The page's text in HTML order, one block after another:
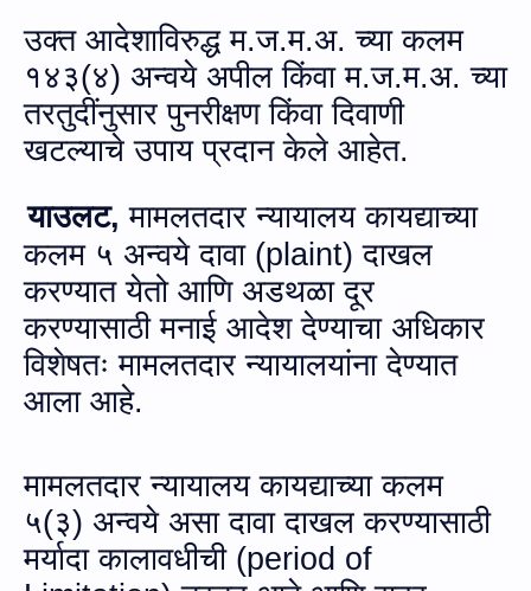
उक्‍त आदेशाविरुद्धम.ज.म.अ.च्या कलम
१४३(४) अन्‍वये अपील किंवाम.ज.म.अ.च्या
तरतुदींनुसार पुनरीक्षण किंवा दिवाणी
खटल्याचे उपाय प्रदान केले आहेत.
याउलट, मामलतदार न्यायालय कायद्याच्या
कलम ५ अन्‍वये दावा (plaint) दाखल
करण्‍यात येतो आणि अडथळा दूर
करण्यासाठी मनाई आदेश देण्याचा अधिकार
विशेषतः मामलतदार न्यायालयांना देण्यात
आला आहे.
मामलतदार न्यायालय कायद्याच्या कलम
५(३) अन्‍वये असा दावा दाखल करण्यासाठी
मर्यादा कालावधीची (period of